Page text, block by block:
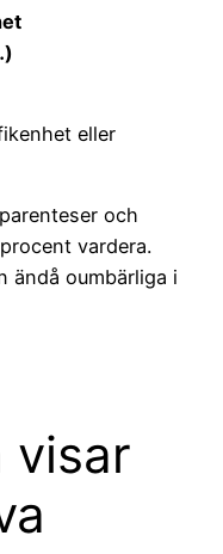
eller
och
vardera.
ändå oumbärliga i
visar